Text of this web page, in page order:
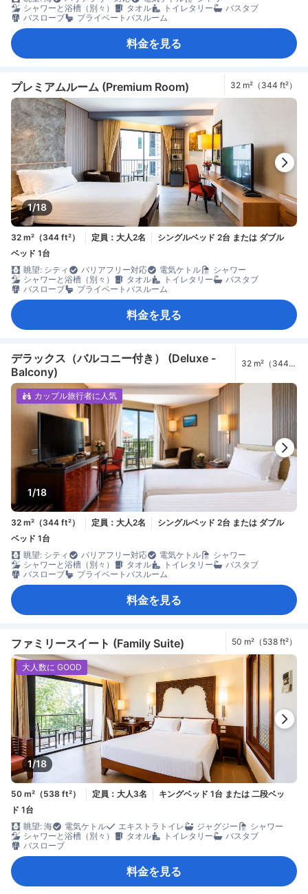
シャワーと浴槽（別々）
タオル トイレタリー
バスタブ
バスローブ
プライベートバスルーム
料金を見る
プレミアムルーム (Premium Room) 32 m²（344 ft²）
1/18
32 m²（344 ft²） 定員：大人2名
シングルベッド 2台 または ダブル
ベッド 1台
眺望: シティ
バリアフリー対応 電気ケトル
シャワー
シャワーと浴槽（別々）
タオル トイレタリー
バスタブ
バスローブ
プライベートバスルーム
料金を見る
デラックス（バルコニー付き） (Deluxe -
Balcony)
32 m²（344
1/18
カップル旅行者に人気
32 m²（344 ft²） 定員：大人2名
シングルベッド 2台 または ダブル
ベッド 1台
眺望: シティ
バリアフリー対応 電気ケトル
シャワー
シャワーと浴槽（別々）
タオル トイレタリー
バスタブ
バスローブ
プライベートバスルーム
料金を見る
ファミリースイート (Family Suite) 50 m²（538 ft²）
1/18
大人数に GOOD
50 m²（538 ft²） 定員：大人3名
キングベッド 1台 または 二段ベッ
ド 1台
眺望: 海
電気ケトル エキストラトイレ ジャグジー
シャワー
シャワーと浴槽（別々）
タオル トイレタリー
バスタブ
バスローブ
料金を見る